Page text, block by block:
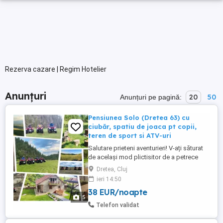
Rezerva cazare | Regim Hotelier
Anunțuri Anunțuri pe pagină: 20 50
5
Pensiunea Solo (Dretea 63) cu
ciubăr, spatiu de joaca pt copii,
teren de sport si ATV-uri
Salutare prieteni aventurieri! V-ați săturat
de același mod plictisitor de a petrece
timpul liber? Veniți să petreceți niște
momente de neuitat la Pensiunea Solo din
localitatea Dretea, județul Cluj. Împreună
cu noi, veți fi răsfățați cu cele mai
frumoase priveliști și cele mai intense
Dretea, Cluj
ieri 14:50
38 EUR/noapte
Telefon validat